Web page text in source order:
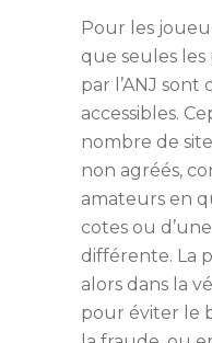
Pour les
que seules
par l’ANJ
accessibles.
nombre de
non agréés,
amateurs en
cotes ou
différente. La
alors dans la
pour éviter le